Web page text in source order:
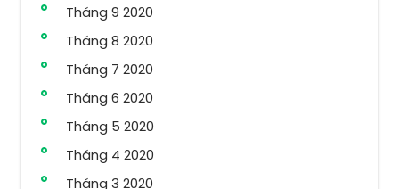
Tháng 9 2020
Tháng 8 2020
Tháng 7 2020
Tháng 6 2020
Tháng 5 2020
Tháng 4 2020
Tháng 3 2020